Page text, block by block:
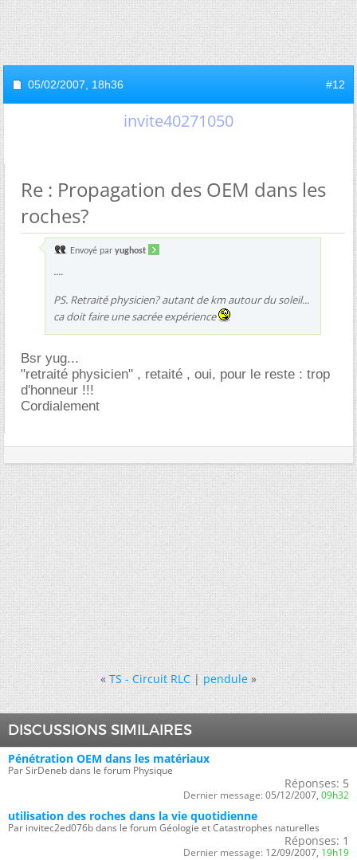
05/02/2007, 18h36 #12
invite40271050
Re : Propagation des OEM dans les
roches?
Envoyé par yughost
....
PS. Retraité physicien? autant de km autour du soleil...
ca doit faire une sacrée expérience
Bsr yug...
"retraité physicien" , retaité , oui, pour le reste : trop
d'honneur !!!
Cordialement
« TS - Circuit RLC|pendule »
DISCUSSIONS SIMILAIRES
Pénétration OEM dans les matériaux
Par SirDeneb dans le forum Physique
Réponses: 5
Dernier message: 05/12/2007, 09h32
utilisation des roches dans la vie quotidienne
Par invitec2ed076b dans le forum Géologie et Catastrophes naturelles
Réponses: 1
Dernier message: 12/09/2007, 19h19